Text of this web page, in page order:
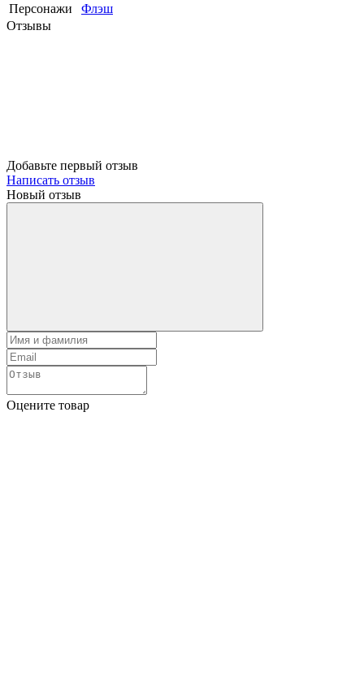
Персонажи
Флэш
Отзывы
Добавьте первый отзыв
Написать отзыв
Новый отзыв
Оцените товар